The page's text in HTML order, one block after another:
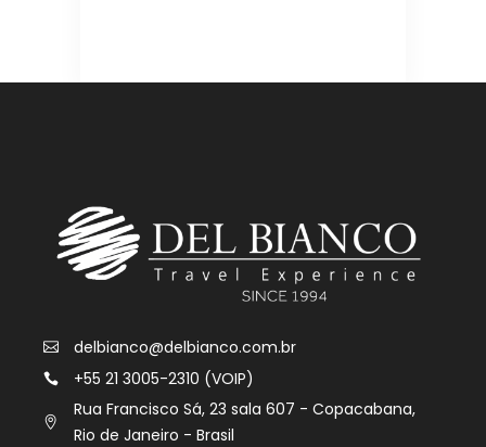
delbianco@delbianco.com.br
+55 21 3005-2310 (VOIP)
Rua Francisco Sá, 23 sala 607 - Copacabana,
Rio de Janeiro - Brasil